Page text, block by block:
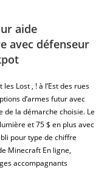
aide
avec défenseur
Lost , ! à l’Est des rues
d’armes futur avec
de la démarche choisie. Le
et 75 $ en plus avec
pour type de chiffre
Minecraft En ligne,
accompagnants